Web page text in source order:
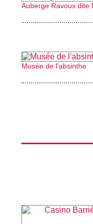
Musée de l'absinthe